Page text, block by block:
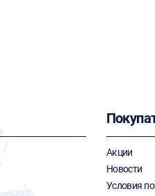
Акции
Новости
Условия